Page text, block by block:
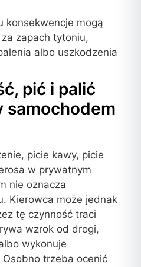
konsekwencje mogą
zapach tytoniu,
albo uszkodzenia
pić i palić
samochodem
picie kawy, picie
w prywatnym
nie oznacza
Kierowca może jednak
tę czynność traci
wzrok od drogi,
wykonuje
trzeba ocenić